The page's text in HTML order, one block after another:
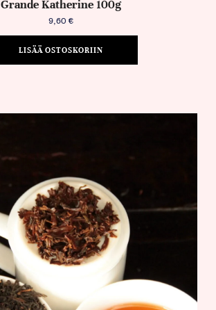
Grande Katherine 100g
9,60 €
LISÄÄ OSTOSKORIIN